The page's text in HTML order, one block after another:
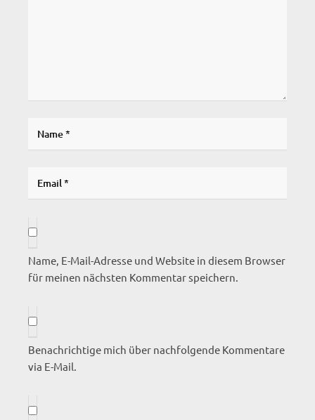
Name, E-Mail-Adresse und Website in diesem Browser
für meinen nächsten Kommentar speichern.
Benachrichtige mich über nachfolgende Kommentare
via E-Mail.